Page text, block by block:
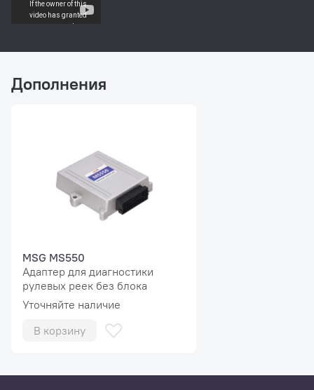
прошивки контроллера и базы
данных агрегатов (более 100
подключения к контроллеру
Техническая поддержка по
вопросам эксплуатации
контроллера и ремонта
агрегатов.
эксплуатации.
Технические характеристики
Габариты (Д×Ш×В), мм 355*255*85
Дополнения
MSG MS550
Адаптер для диагностики
рулевых реек без блока
Уточняйте наличие
В корзину